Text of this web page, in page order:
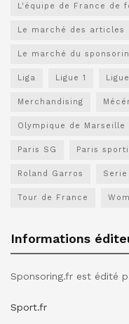
L'équipe de France de
Le marché des articles
Le marché du
Liga Ligue 1
Merchandising
Olympique de Marseille
Paris SG Paris
Roland Garros Serie
Tour de France
Informations
Sponsoring.fr est édité
Sport.fr